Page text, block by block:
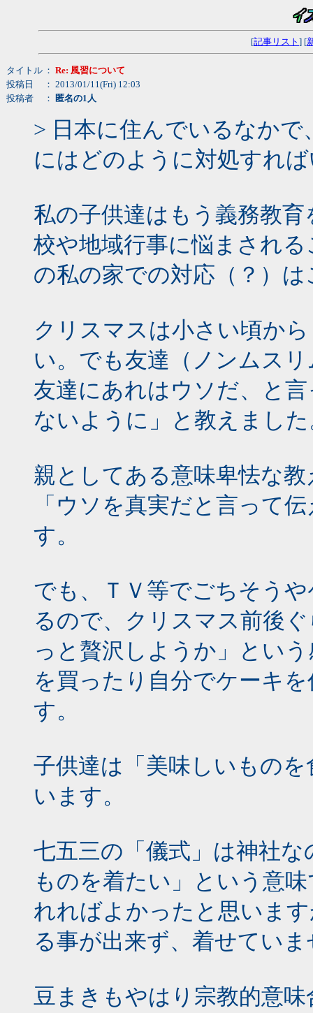
[記事リスト ] [
タイトル ： Re: 風習について
投稿日
： 2013/01/11(Fri) 12:03
投稿者
： 匿名の1人
> 日本に住んでいるなか
にはどのように対処すれ
私の子供達はもう義務教
校や地域行事に悩まされ
の私の家での対応（？）
クリスマスは小さい頃か
い。でも友達（ノンムス
友達にあれはウソだ、と
ないように」と教えまし
親としてある意味卑怯な
「ウソを真実だと言って
す。
でも、ＴＶ等でごちそう
るので、クリスマス前後
っと贅沢しようか」とい
を買ったり自分でケーキ
す。
子供達は「美味しいもの
います。
七五三の「儀式」は神社
ものを着たい」という意
れればよかったと思いま
る事が出来ず、着せてい
豆まきもやはり宗教的意